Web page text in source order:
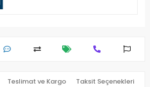
Teslimat ve Kargo Taksit Seçenekleri